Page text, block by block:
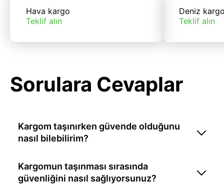
Hava kargo
Teklif alın
Deniz
Teklif alın
Sorulara Cevaplar
Kargom taşınırken güvende olduğunu
nasıl bilebilirim?
Kargomun taşınması sırasında
güvenliğini nasıl sağlıyorsunuz?